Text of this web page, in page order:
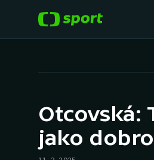
Hokej
Tenis
Otcovská:
jako